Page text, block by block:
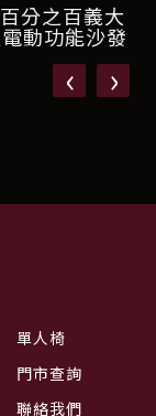
分之百義大
動功能沙發
‹ ›
單人椅
門市查詢
聯絡我們